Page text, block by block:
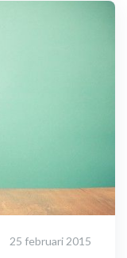
25 februari 2015